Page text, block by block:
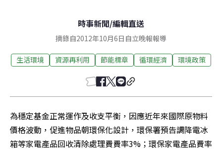
時事新聞/編輯直送
摘錄自2012年10月6日自立晚報報導
生活環境 資源再利用 節能標章 循環經濟 環境政策
為穩定基金正常運作及收支平衡，因應近年來國際原物料
價格波動，促進物品朝環保化設計，環保署預告調降電冰
箱等家電產品回收清除處理費費率3%；環保家電產品費率